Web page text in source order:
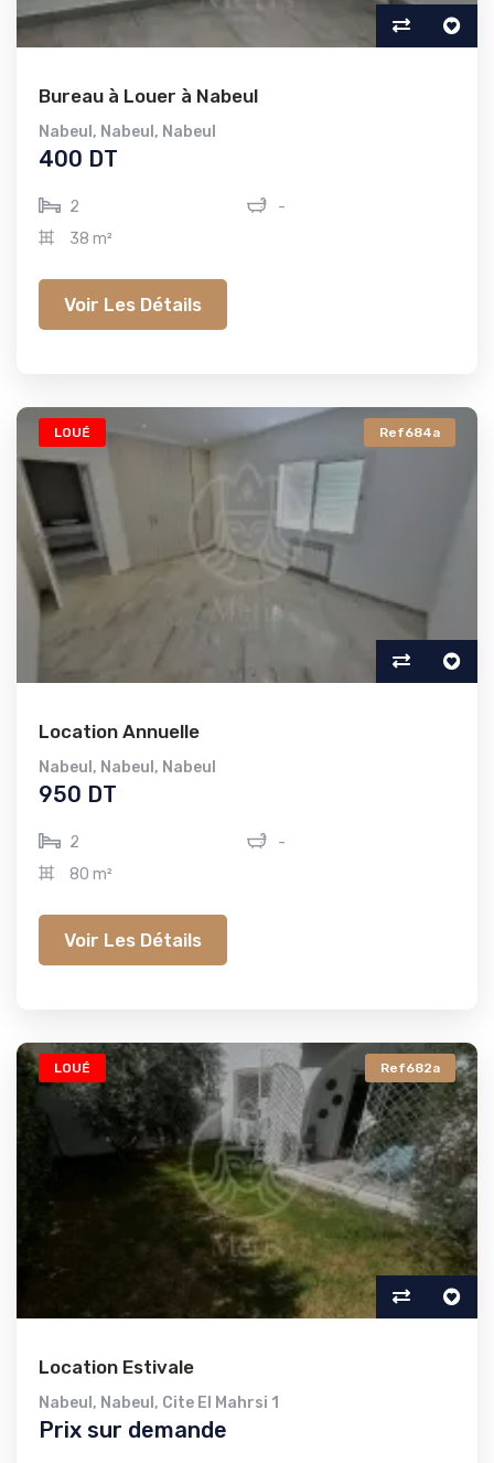
Bureau à Louer à Nabeul
Nabeul , Nabeul , Nabeul
400 DT
2
-
38 m²
Voir Les Détails
LOUÉ Ref684a
Location Annuelle
Nabeul , Nabeul , Nabeul
950 DT
2
-
80 m²
Voir Les Détails
LOUÉ Ref682a
Location Estivale
Nabeul , Nabeul , Cite El Mahrsi 1
Prix sur demande